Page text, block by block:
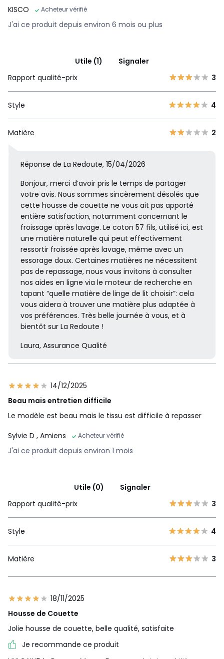
KISCO
Acheteur vérifié
J'ai ce produit depuis environ 6 mois ou plus
Utile (1)
Signaler
Rapport qualité-prix
3
Style 4
Matière 2
Réponse de La Redoute, 15/04/2026
Bonjour, merci d’avoir pris le temps de partager
votre avis. Nous sommes sincèrement désolés que
cette housse de couette ne vous ait pas apporté
entière satisfaction, notamment concernant le
froissage après lavage. Le coton 57 fils, utilisé ici, est
une matière naturelle qui peut effectivement
ressortir froissée après lavage, même avec un
essorage doux. Certaines matières ne nécessitent
pas de repassage, nous vous invitons à consulter
nos aides en ligne via le moteur de recherche en
tapant “quelle matière de linge de lit choisir”: cela
vous aidera à trouver une matière plus adaptée à
vos préférences. Très belle journée à vous, et à
bientôt sur La Redoute !
Laura, Assurance Qualité
14/12/2025
Beau mais entretien difficile
Le modèle est beau mais le tissu est difficile à repasser
Sylvie D , Amiens Acheteur vérifié
J'ai ce produit depuis environ 1 mois
Utile (0)
Signaler
Rapport qualité-prix
3
Style 4
Matière 3
18/11/2025
Housse de Couette
Jolie housse de couette, belle qualité, satisfaite
Je recommande ce produit